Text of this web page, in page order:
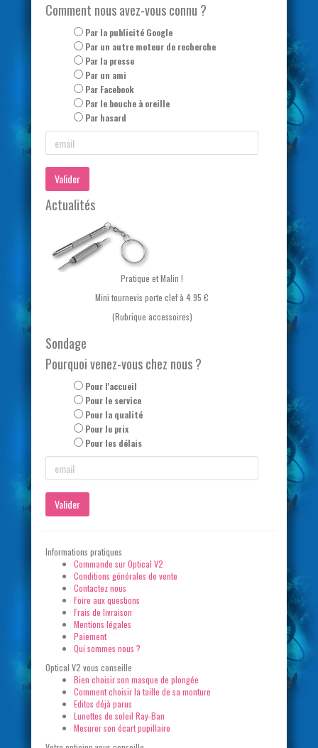
Comment nous avez-vous connu ?
Par la publicité Google
Par un autre moteur de recherche
Par la presse
Par un ami
Par Facebook
Par le bouche à oreille
Par hasard
Valider
Actualités
Pratique et Malin !
Mini tournevis porte clef à 4.95 €
(Rubrique accessoires)
Sondage
Pourquoi venez-vous chez nous ?
Pour l'accueil
Pour le service
Pour la qualité
Pour le prix
Pour les délais
Valider
Informations pratiques
Commande sur Optical V2
Conditions générales de vente
Contactez nous
Foire aux questions
Frais de livraison
Mentions légales
Paiement
Qui sommes nous ?
Optical V2 vous conseille
Bien choisir son masque de plongée
Comment choisir la taille de sa monture
Editos déjà parus
Lunettes de soleil Ray-Ban
Mesurer son écart pupillaire